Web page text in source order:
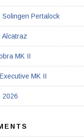
Pertalock
Alcatraz
MK II
MK II
2026